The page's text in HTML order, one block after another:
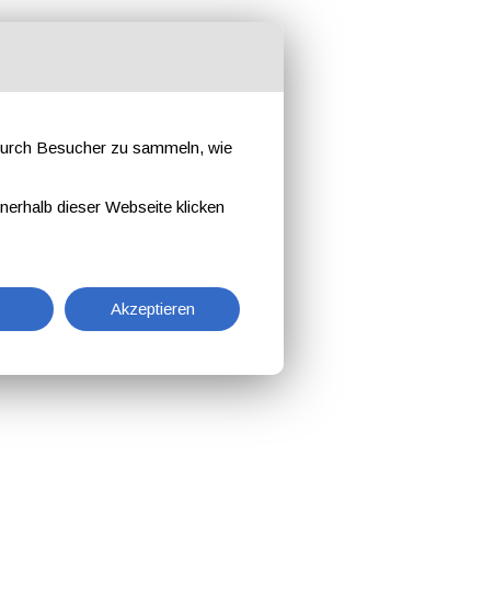
Besucher zu sammeln, wie
dieser Webseite klicken
Akzeptieren